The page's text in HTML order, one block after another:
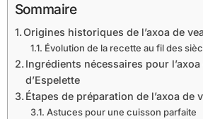
Sommaire
Origines historiques de l’axoa de
Évolution de la recette au fil des
Ingrédients nécessaires pour
d’Espelette
Étapes de préparation de l’axoa de
Astuces pour une cuisson parfaite